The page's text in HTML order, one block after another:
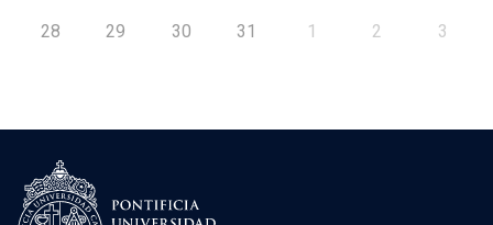
28 29 30 31 1 2 3